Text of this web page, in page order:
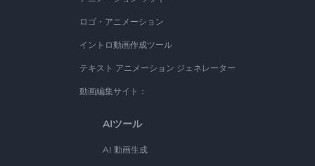
ロゴ・アニメーション
イントロ動画作成ツール
テキスト アニメーション ジェネレーター
動画編集サイト：
AIツール
AI 動画生成